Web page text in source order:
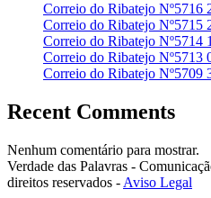
Correio do Ribatejo Nº5716
Correio do Ribatejo Nº5715
Correio do Ribatejo Nº5714
Correio do Ribatejo Nº5713
Correio do Ribatejo Nº5709
Recent Comments
Nenhum comentário para mostrar.
Verdade das Palavras -
direitos reservados - Aviso Legal